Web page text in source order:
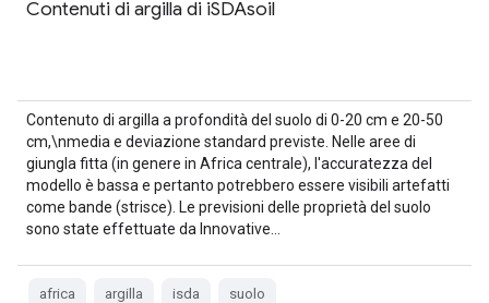
Contenuti di argilla di iSDAsoil
Contenuto di argilla a profondità del suolo di 0-20 cm e 20-50
cm,\nmedia e deviazione standard previste. Nelle aree di
giungla fitta (in genere in Africa centrale), l'accuratezza del
modello è bassa e pertanto potrebbero essere visibili artefatti
come bande (strisce). Le previsioni delle proprietà del suolo
sono state effettuate da Innovative…
africa argilla isda suolo